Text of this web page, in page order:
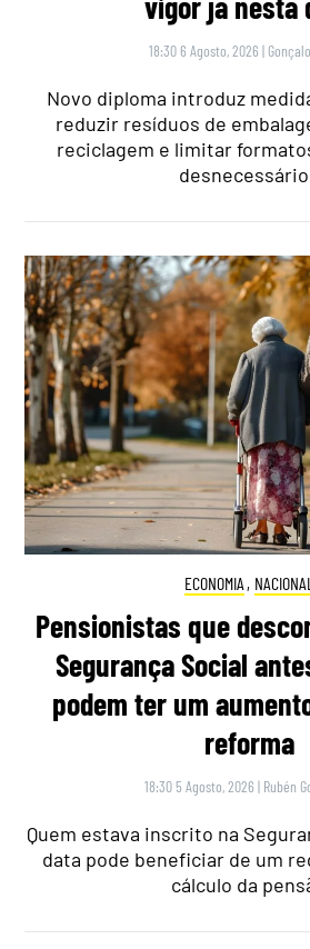
18:30 6 Agosto, 2026 |
Novo diploma introduz
reduzir resíduos de
reciclagem e limitar
ECONOMIA , NACIONAL
Pensionistas que
Segurança Social
podem ter um
reforma
18:30 5 Agosto, 2026 | Rubén
Quem estava inscrito na
data pode beneficiar de um
cálculo da